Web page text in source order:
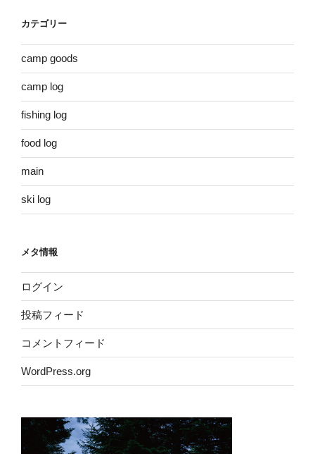
カテゴリー
camp goods
camp log
fishing log
food log
main
ski log
メタ情報
ログイン
投稿フィード
コメントフィード
WordPress.org